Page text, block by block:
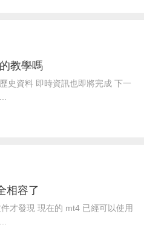
教學嗎
史資料 即時資訊也即將完成 下一
相容了
才發現 現在的 mt4 已經可以使用